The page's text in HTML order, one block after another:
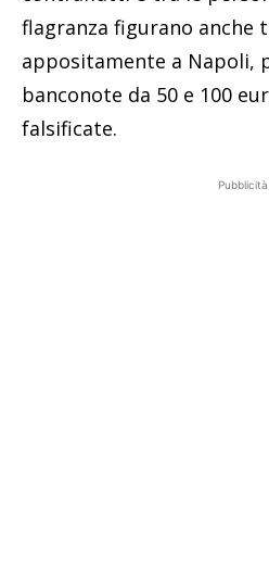
flagranza figurano anche
appositamente a Napoli,
banconote da 50 e 100
falsificate.
Pubblicità